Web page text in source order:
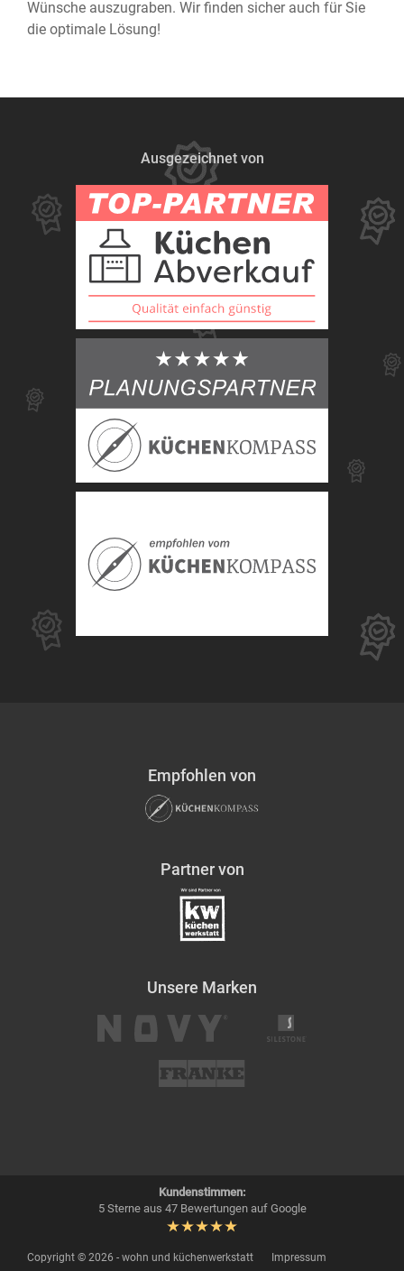
Wünsche auszugraben. Wir finden sicher auch für Sie
die optimale Lösung!
Ausgezeichnet von
Empfohlen von
Partner von
Unsere Marken
Kundenstimmen:
5 Sterne aus 47 Bewertungen auf Google
Copyright © 2026 - wohn und küchenwerkstatt Impressum